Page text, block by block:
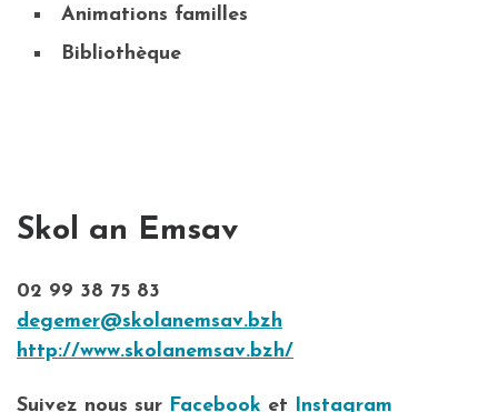
Animations familles
Bibliothèque
Skol an Emsav
02 99 38 75 83
degemer@skolanemsav.bzh
http://www.skolanemsav.bzh/
Suivez nous sur Facebook et Instagram